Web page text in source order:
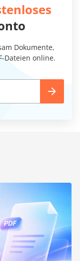
Dokumente,
Dateien online.